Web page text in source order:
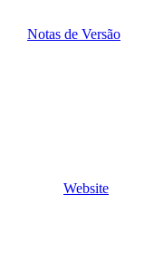
Notas de Versão
Website